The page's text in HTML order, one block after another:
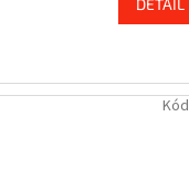
DETAIL